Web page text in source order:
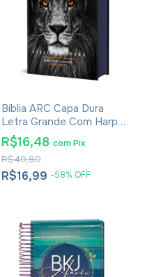
Bíblia ARC Capa Dura
Letra Grande Com Harpa
- Textos Coloridos - Leão
PB
R$16,99 -58% OFF
R$40,90
R$16,48 com Pix